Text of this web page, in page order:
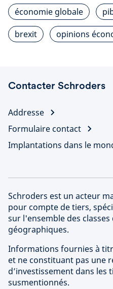
économie globale
brexit
opinions
Contacter Schroders
Addresse
Formulaire contact
Implantations dans le
Schroders est un acteur
pour compte de tiers,
sur l'ensemble des
géographiques.
Informations fournies à
et ne constituant pas une
d’investissement dans
susmentionnés.